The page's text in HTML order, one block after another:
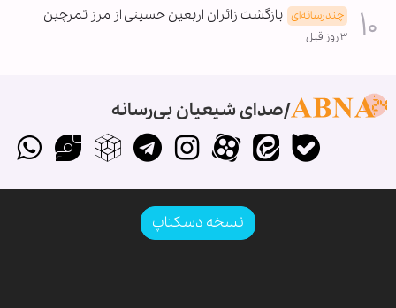
چندرسانه‌ای بازگشت زائران اربعین حسینی از مرز تمرچین
۳ روز قبل
صدای شیعیان بی‌رسانه
نسخه دسکتاپ